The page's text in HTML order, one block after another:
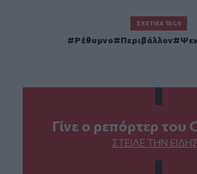
ΣΧΕΤΙΚΆ TAGS
Ρέθυμνο Περιβάλλον
Γίνε ο ρεπόρτερ του
ΣΤΕΊΛΕ ΤΗΝ